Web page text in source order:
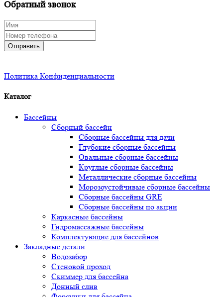
Обратный звонок
Отправить
Политика Конфиденциальности
Каталог
Бассейны
Сборный бассейн
Сборные бассейны для дачи
Глубокие сборные бассейны
Овальные сборные бассейны
Круглые сборные бассейны
Металлические сборные бассейны
Морозоустойчивые сборные бассейны
Сборные бассейны GRE
Сборные бассейны по акции
Каркасные бассейны
Гидромассажные бассейны
Комплектующие для бассейнов
Закладные детали
Водозабор
Стеновой проход
Скиммер для бассейна
Донный слив